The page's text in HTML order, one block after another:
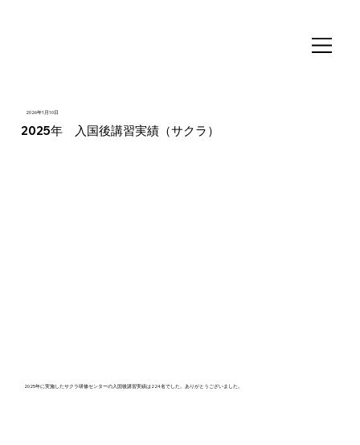
2025年 入国後講習実績（サクラ）
2026年1月10日
2025年に実施したサクラ研修センターの入国後講習実績は224名でした。ありがとうございました。